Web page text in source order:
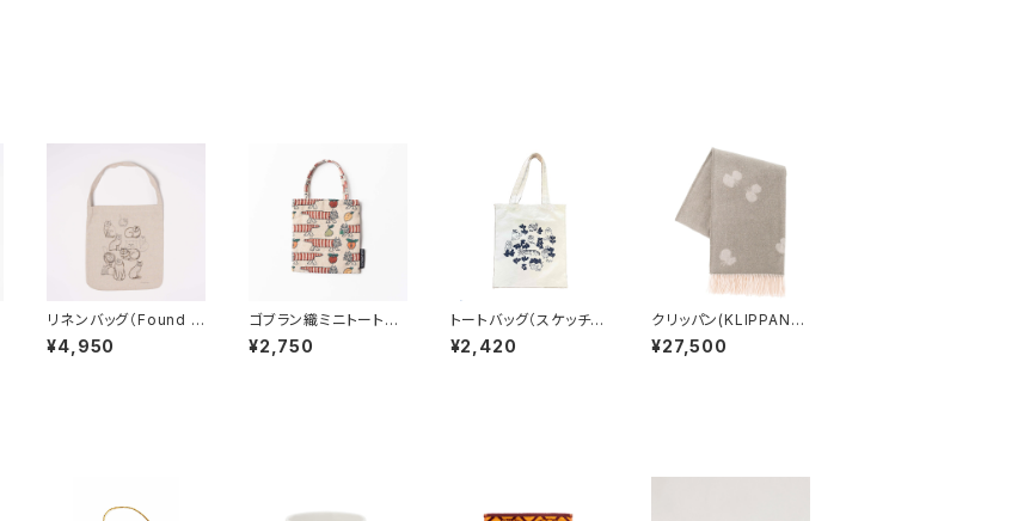
リネンバッグ（Found C
ats Series）／ Lisa
Larson リサ・ラーソン
¥4,950
ゴブラン織ミニトートバ
ッグ（マイキー・フルー
ツ） / Lisa Larson
¥2,750
トートバッグ（スケッチね
こたちLeaves serie
s） / Lisa Larson
¥2,420
クリッパン(KLIPPAN)
ストール CHOUCH
O / mina perhon
¥27,500